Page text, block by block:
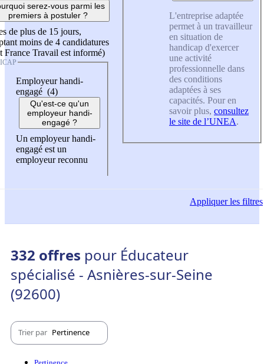
serez-vous parmi les
premiers à postuler ?
de plus de 15 jours,
moins de 4 candidatures
France Travail est informé)
Employeur handi-
engagé (4)
Qu'est-ce qu'un
employeur handi-
engagé ?
Un employeur handi-
engagé est un
employeur reconnu
L'entreprise adaptée
permet à un travailleur
en situation de
handicap d'exercer
une activité
professionnelle dans
des conditions
adaptées à ses
capacités. Pour en
savoir plus, consultez
le site de l’UNEA.
Appliquerles filtres
332 offres pour Éducateur
spécialisé - Asnières-sur-Seine
(92600)
Trier par Pertinence